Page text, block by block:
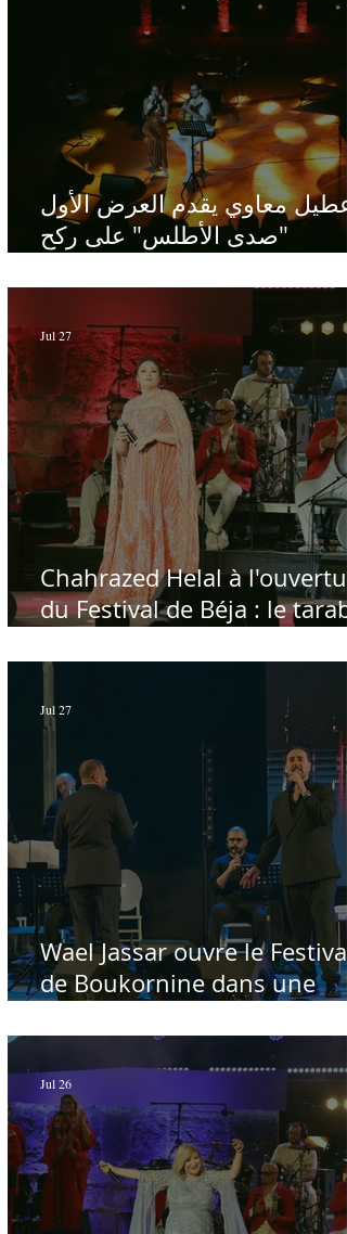
عطيل معاوي يقدم العرض الأول
"صدى الأطلس" على ركح
طابعها الخاص
Chahrazed Helal à
du Festival de Béja : le tarab
Jul 27
Wael Jassar ouvre le Festival
de Boukornine dans une
à guichets fermés - Par
Manaï
Jul 27
Jul 26